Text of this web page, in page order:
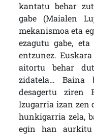
kantatu behar
gabe (Maialen
mekanismoa eta
ezagutu gabe,
entzunez.
aitortu behar
zidatela… Baina
desagertu ziren
Izugarria izan zen
hunkigarria zela,
egin han aurkitu